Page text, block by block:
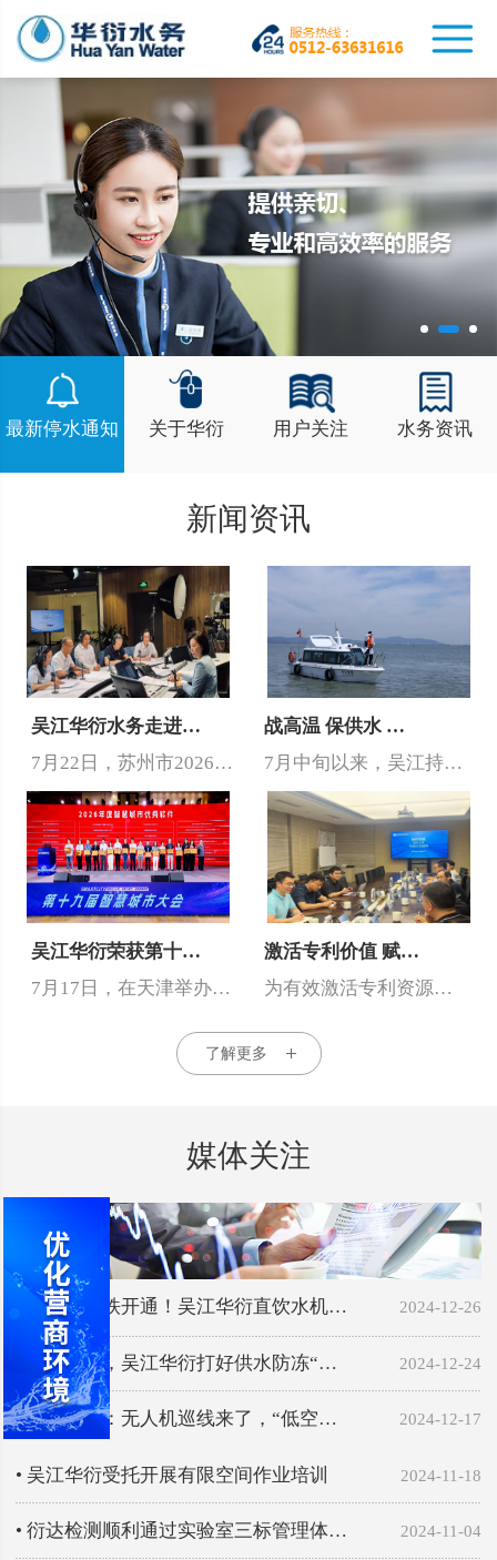
最新停水通知 关于华衍 用户关注 水务资讯
新闻资讯
吴江华衍水务走进…
7月22日，苏州市2026年度“政风行风热线”供水管理专场开播，…
战高温 保供水 …
7月中旬以来，吴江持续高温，单日供水量突破了62万吨。面对夏季高…
吴江华衍荣获第十…
7月17日，在天津举办的2026年第十九届智慧城市大会上，吴江华…
激活专利价值 赋…
为有效激活专利资源价值，切实推动专利成果向市场价值转化，近日，吴…
了解更多
媒体关注
• 沪苏湖高铁开通！吴江华衍直饮水机… 2024-12-26
• 严阵以待，吴江华衍打好供水防冻“… 2024-12-24
• 吴江华衍：无人机巡线来了，“低空… 2024-12-17
• 吴江华衍受托开展有限空间作业培训 2024-11-18
• 衍达检测顺利通过实验室三标管理体… 2024-11-04